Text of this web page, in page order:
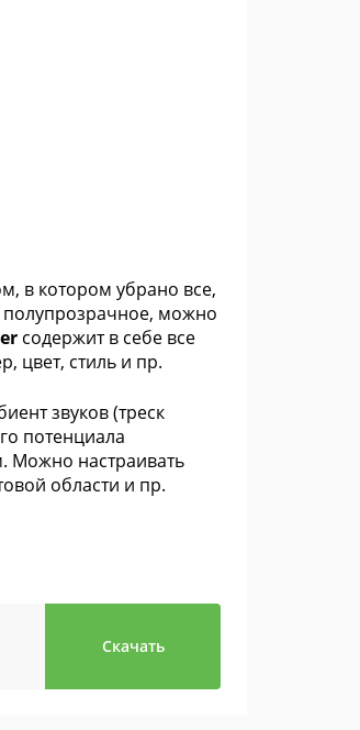
в котором убрано все,
полупрозрачное, можно
содержит в себе все
цвет, стиль и пр.
звуков (треск
потенциала
Можно настраивать
области и пр.
Скачать